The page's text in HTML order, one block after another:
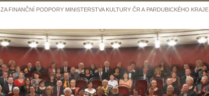
ZA FINANČNÍ PODPORY MINISTERSTVA KULTURY ČR A PARDUBICKÉHO KRAJE